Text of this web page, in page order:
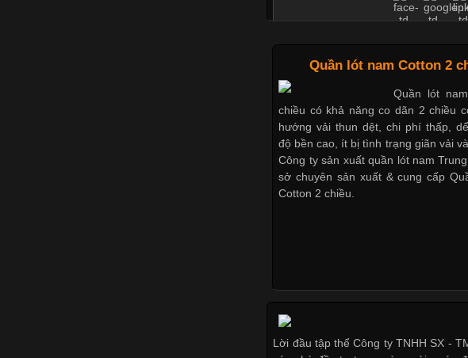
Những Mẫu Áo Thun Đồng
Trong môi trường kinh doanh hiện
nghiệp đóng vai trò quan trọng đối
Một trong những giải pháp hiệu quả
là sử dụng áo thun đồng phục
áo thun
Chất Liệu Lycra Có Gì Đặc
Vải Lycra Là Gì? Chất Liệu Co
Quần lót nam Cotton 2
Quần lót
chiều có khả năng co dãn 2 chiều
hướng vải thun dệt, chi phí thấp,
độ bền cao, ít bị tình trạng giãn vải
Công ty sản xuất quần lót nam
sở chuyên sản xuất & cung cấp
Cotton 2 chiều.
Lời đầu tập thể Công ty TNHH SX -